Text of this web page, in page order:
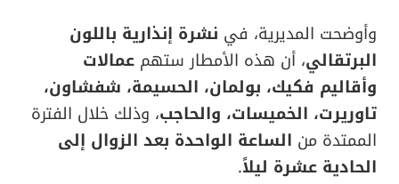
وأوضحت المديرية، في نشرة إنذارية باللون
البرتقالي، أن هذه الأمطار ستهم عمالات
وأقاليم فكيك، بولمان، الحسيمة، شفشاون،
تاوريرت، الخميسات، والحاجب، وذلك خلال الفترة
الممتدة من الساعة الواحدة بعد الزوال إلى
الحادية عشرة ليلاً.